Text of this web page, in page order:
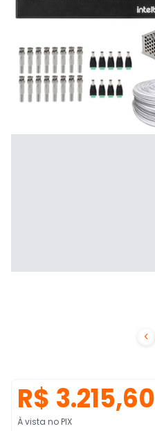

R$ 3.215,60
À vista no PIX